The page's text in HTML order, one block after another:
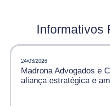
Informativos
24/03/2026
Madrona Advogados e
aliança estratégica e